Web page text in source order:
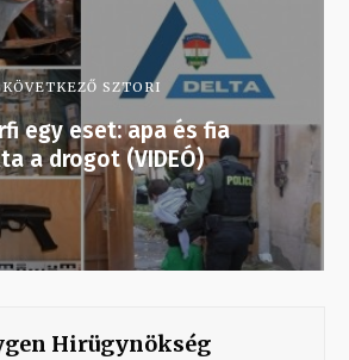
KÖVETKEZŐ SZTORI
egy eset: apa és fia
a drogot (VIDEÓ)
Hirügynökség